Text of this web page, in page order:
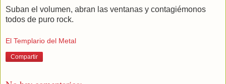
Suban el volumen, abran las ventanas y contagiémonos
todos de puro rock.
El Templario del Metal
Compartir